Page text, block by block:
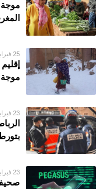
موجة
25 فبراير 2023
موجة
23 فبراير 2023
23 فبراير 2023